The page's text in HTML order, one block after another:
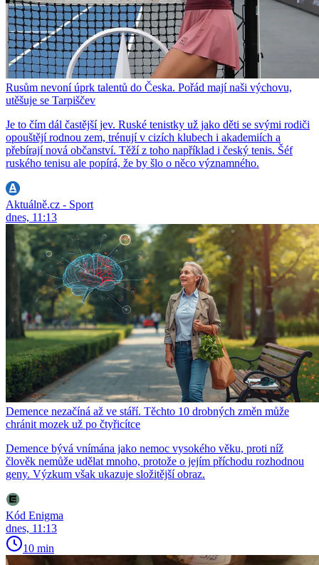
Rusům nevoní úprk talentů do Česka. Pořád mají naši výchovu,
utěšuje se Tarpiščev
Je to čím dál častější jev. Ruské tenistky už jako děti se svými rodiči
opouštějí rodnou zem, trénují v cizích klubech i akademiích a
přebírají nová občanství. Těží z toho například i český tenis. Šéf
ruského tenisu ale popírá, že by šlo o něco významného.
Aktuálně.cz - Sport
dnes, 11:13
Demence nezačíná až ve stáří. Těchto 10 drobných změn může
chránit mozek už po čtyřicítce
Demence bývá vnímána jako nemoc vysokého věku, proti níž
člověk nemůže udělat mnoho, protože o jejím příchodu rozhodnou
geny. Výzkum však ukazuje složitější obraz.
Kód Enigma
dnes, 11:13
10 min